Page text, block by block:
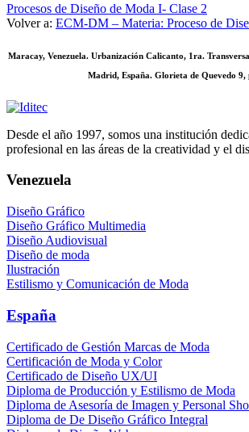
Procesos de Diseño de Moda I- Clase 2
Volver a: ECM-DM – Materia: Proceso de
Maracay, Venezuela. Urbanización Calicanto, 1ra.
Madrid, España. Glorieta de Quevedo 9,
Desde el año 1997, somos una institución
profesional en las áreas de la creatividad y el
Venezuela
Diseño Gráfico
Diseño Gráfico Multimedia
Diseño Audiovisual
Diseño de moda
Ilustración
Estilismo y Comunicación de Moda
España
Certificado de Gestión Marcas de Moda
Certificación de Moda y Color
Certificado de Diseño UX/UI
Diploma de Producción y Estilismo de Moda
Diploma de Asesoría de Imagen y Personal
Diploma de De Diseño Gráfico Integral